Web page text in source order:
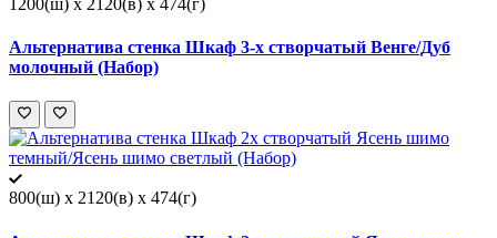
Альтернатива стенка Шкаф 3-х створчатый Венге/Дуб
молочный (Набор)
800(ш) x 2120(в) x 474(г)